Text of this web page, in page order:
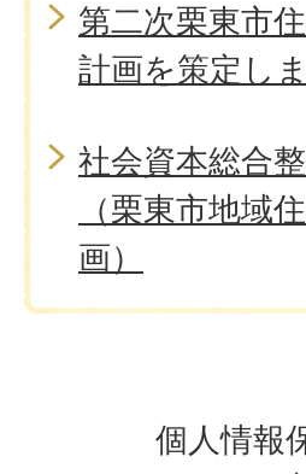
第二次栗東市
計画を策定し
社会資本総合
（栗東市地域
画）
個人情報